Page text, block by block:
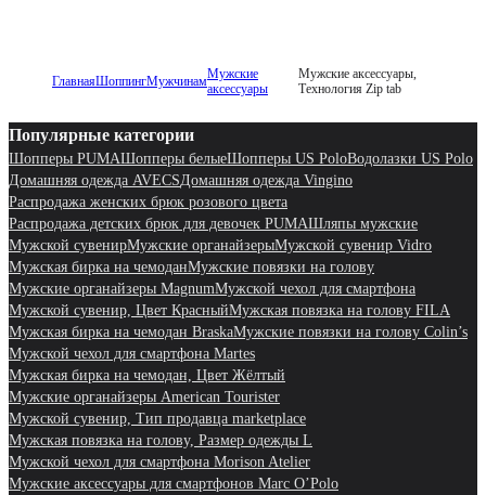
ГлавнаяШоппингМужчинамМужские
аксессуары
Мужские аксессуары,
Технология Zip tab
Популярные категории
Шопперы PUMAШопперы белыеШопперы US PoloВодолазки US Polo
Домашняя одежда AVECSДомашняя одежда Vingino
Распродажа женских брюк розового цвета
Распродажа детских брюк для девочек PUMAШляпы мужские
Мужской сувенирМужские органайзерыМужской сувенир Vidro
Мужская бирка на чемоданМужские повязки на голову
Мужские органайзеры MagnumМужской чехол для смартфона
Мужской сувенир, Цвет КрасныйМужская повязка на голову FILA
Мужская бирка на чемодан BraskaМужские повязки на голову Colin’s
Мужской чехол для смартфона Martes
Мужская бирка на чемодан, Цвет Жёлтый
Мужские органайзеры American Tourister
Мужской сувенир, Тип продавца marketplace
Мужская повязка на голову, Размер одежды L
Мужской чехол для смартфона Morison Atelier
Мужские аксессуары для смартфонов Marc O’Polo